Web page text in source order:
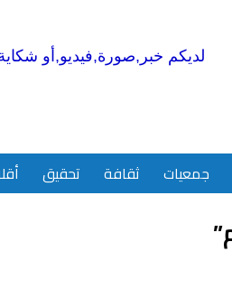
لديكم خبر,صورة,فيديو,أو
جمعيات ثقافة تحقيق